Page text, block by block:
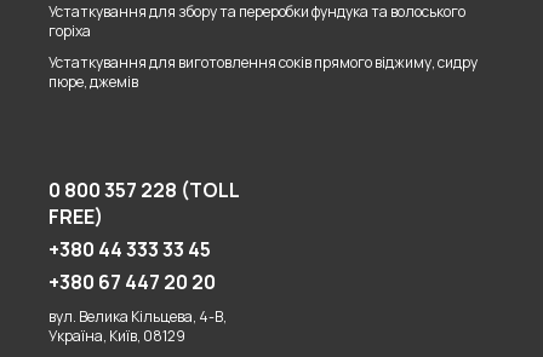
Устаткування для збору та переробки фундука та волоського
горіха
Устаткування для виготовлення соків прямого віджиму, сидру
пюре, джемів
0 800 357 228 (TOLL
FREE)
+380 44 333 33 45
+380 67 447 20 20
вул. Велика Кільцева, 4-В,
Україна, Київ, 08129